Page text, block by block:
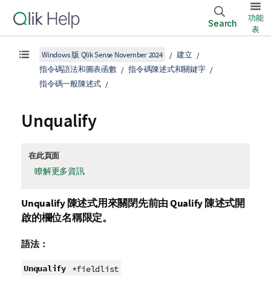
Search
功能
表
Windows 版 Qlik Sense November 2024
建立
指令碼語法和圖表函數
指令碼陳述式和關鍵字
指令碼一般陳述式
Unqualify
在此頁面
瞭解更多資訊
Unqualify陳述式用來關閉先前由Qualify 陳述式開
啟的欄位名稱限定。
語法：
Unqualify *fieldlist